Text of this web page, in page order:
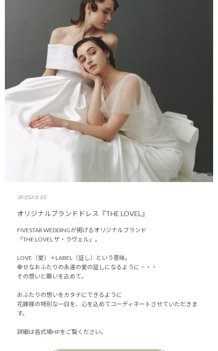
2025.02.25
オリジナルブランドドレス『THE LOVEL』
FIVESTAR WEDDINGが掲げるオリジナルブランド
「THE LOVEL ザ・ラヴェル」。
LOVE（愛）＋LABEL（証し）という意味。
幸せなおふたりの永遠の愛の証しになるように・・・
その想いと願いを込めて。
おふたりの想いをカタチにできるように
花嫁様の特別な一日を、心を込めてコーディネートさせていただきま
す。
詳細は各式場HPをご覧ください。